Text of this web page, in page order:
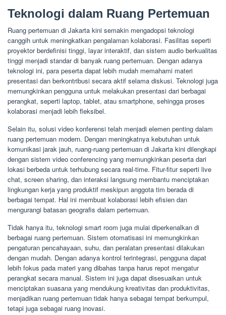
Teknologi dalam Ruang Pertemuan
Ruang pertemuan di Jakarta kini semakin mengadopsi teknologi
canggih untuk meningkatkan pengalaman kolaborasi. Fasilitas seperti
proyektor berdefinisi tinggi, layar interaktif, dan sistem audio berkualitas
tinggi menjadi standar di banyak ruang pertemuan. Dengan adanya
teknologi ini, para peserta dapat lebih mudah memahami materi
presentasi dan berkontribusi secara aktif selama diskusi. Teknologi juga
memungkinkan pengguna untuk melakukan presentasi dari berbagai
perangkat, seperti laptop, tablet, atau smartphone, sehingga proses
kolaborasi menjadi lebih fleksibel.
Selain itu, solusi video konferensi telah menjadi elemen penting dalam
ruang pertemuan modern. Dengan meningkatnya kebutuhan untuk
komunikasi jarak jauh, ruang-ruang pertemuan di Jakarta kini dilengkapi
dengan sistem video conferencing yang memungkinkan peserta dari
lokasi berbeda untuk terhubung secara real-time. Fitur-fitur seperti live
chat, screen sharing, dan interaksi langsung membantu menciptakan
lingkungan kerja yang produktif meskipun anggota tim berada di
berbagai tempat. Hal ini membuat kolaborasi lebih efisien dan
mengurangi batasan geografis dalam pertemuan.
Tidak hanya itu, teknologi smart room juga mulai diperkenalkan di
berbagai ruang pertemuan. Sistem otomatisasi ini memungkinkan
pengaturan pencahayaan, suhu, dan peralatan presentasi dilakukan
dengan mudah. Dengan adanya kontrol terintegrasi, pengguna dapat
lebih fokus pada materi yang dibahas tanpa harus repot mengatur
perangkat secara manual. Sistem ini juga dapat disesuaikan untuk
menciptakan suasana yang mendukung kreativitas dan produktivitas,
menjadikan ruang pertemuan tidak hanya sebagai tempat berkumpul,
tetapi juga sebagai ruang inovasi.